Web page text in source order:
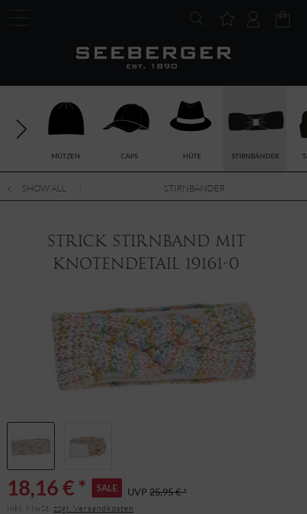
MÜTZEN CAPS HÜTE STIRNBÄNDER
SHOW ALL STIRNBÄNDER
Strick Stirnband mit
Knotendetail 19161-0
18,16 € * SALE UVP 25,95 € *
inkl. MwSt. zzgl. Versandkosten